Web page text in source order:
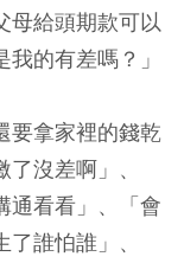
母給頭期款可以
的有差嗎？」
要拿家裡的錢乾
沒差啊」、
通看看」、「會
誰怕誰」、